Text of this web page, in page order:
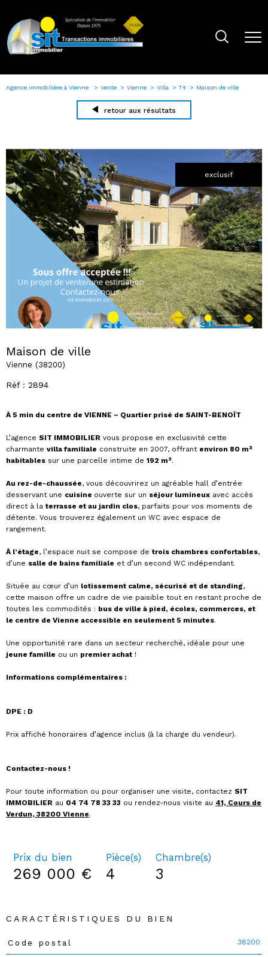
Agence immobilière à Vienne Vente Vienne Villa T4 Maison de ville
retour aux résultats
exclusif
Maison de ville
Vienne (38200)
Réf : 2894
À 5 min du centre de VIENNE – Quartier prisé de SAINT-BENOÎT
L’agence SIT IMMOBILIER vous propose en exclusivité cette
charmante villa familiale construite en 2007, offrant environ 80 m²
habitables sur une parcelle intime de 192 m².
Au rez-de-chaussée, vous découvrirez un agréable hall d’entrée
desservant une cuisine ouverte sur un séjour lumineux avec accès
direct à la terrasse et au jardin clos, parfaits pour vos moments de
détente. Vous trouverez également un WC avec espace de
rangement.
À l’étage, l’espace nuit se compose de trois chambres confortables,
d’une salle de bains familiale et d’un second WC indépendant.
Située au cœur d’un lotissement calme, sécurisé et de standing,
cette maison offre un cadre de vie paisible tout en restant proche de
toutes les commodités : bus de ville à pied, écoles, commerces, et
le centre de Vienne accessible en seulement 5 minutes.
Une opportunité rare dans un secteur recherché, idéale pour une
jeune famille ou un premier achat !
Informations complémentaires :
DPE : D
Prix affiché honoraires d’agence inclus (à la charge du vendeur).
Contactez-nous !
Pour toute information ou pour organiser une visite, contactez SIT
IMMOBILIER au 04 74 78 33 33 ou rendez-nous visite au 41, Cours de
Verdun, 38200 Vienne.
Prix du bien
269 000 €
Pièce(s)
4
Chambre(s)
3
CARACTÉRISTIQUES DU BIEN
Caractéristiques
Code postal 38200